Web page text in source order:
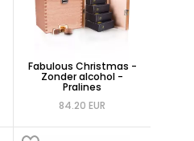
Fabulous Christmas -
Zonder alcohol -
Pralines
84.20 EUR